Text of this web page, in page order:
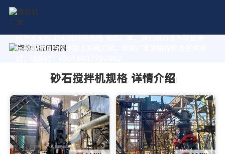
作为专业的 砂石搅拌机规格 制造厂家，我们致力于为您量身
定制高价值的粉体加工系统方案。获取厂家直销报价及技术支
砂石搅拌机规格 详情介绍